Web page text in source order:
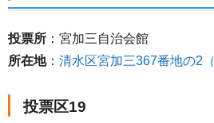
投票所 ：宮加三自治会館
所在地： 清水区宮加三367番地の2
投票区19